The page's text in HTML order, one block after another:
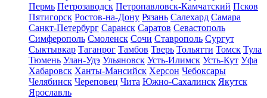
Пермь Петрозаводск Петропавловск-Камчатский Псков
Пятигорск Ростов-на-Дону Рязань Салехард Самара
Санкт-Петербург Саранск Саратов Севастополь
Симферополь Смоленск Сочи Ставрополь Сургут
Сыктывкар Таганрог Тамбов Тверь Тольятти Томск Тула
Тюмень Улан-Удэ Ульяновск Усть-Илимск Усть-Кут Уфа
Хабаровск Ханты-Мансийск Херсон Чебоксары
Челябинск Череповец Чита Южно-Сахалинск Якутск
Ярославль